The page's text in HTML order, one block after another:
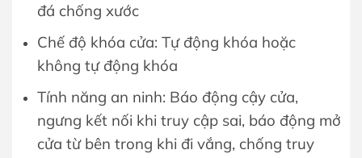
đá chống xước
Chế độ khóa cửa: Tự động khóa hoặc
không tự động khóa
Tính năng an ninh: Báo động cậy cửa,
ngưng kết nối khi truy cập sai, báo động mở
cửa từ bên trong khi đi vắng, chống truy